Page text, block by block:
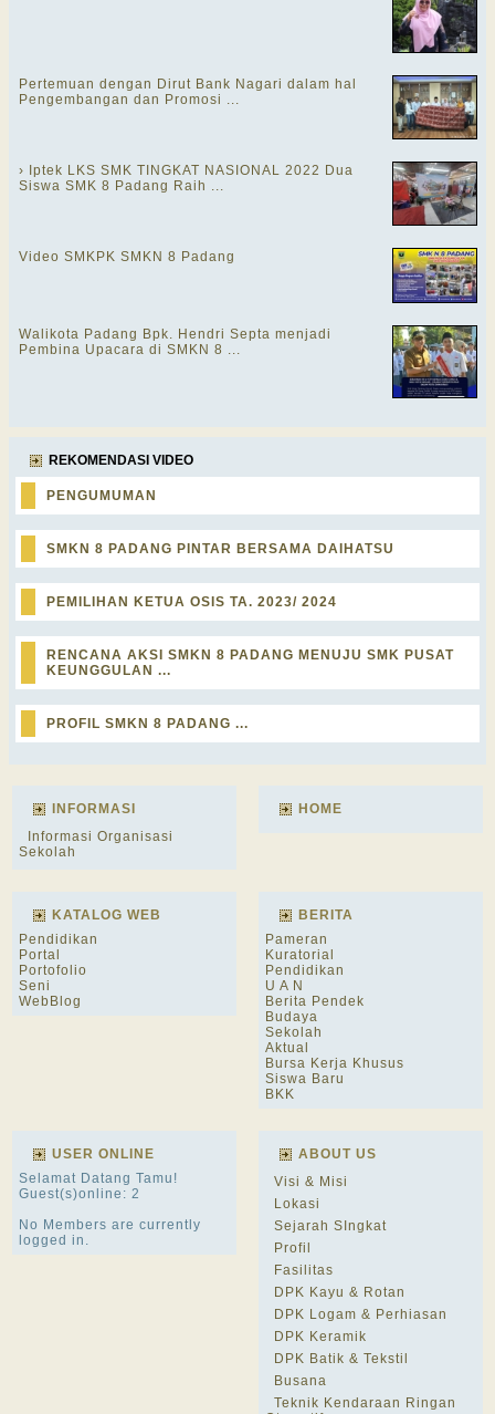
Pertemuan dengan Dirut Bank Nagari dalam hal
Pengembangan dan Promosi ...
› Iptek LKS SMK TINGKAT NASIONAL 2022 Dua
Siswa SMK 8 Padang Raih ...
Video SMKPK SMKN 8 Padang
Walikota Padang Bpk. Hendri Septa menjadi
Pembina Upacara di SMKN 8 ...
REKOMENDASI VIDEO
PENGUMUMAN
SMKN 8 PADANG PINTAR BERSAMA DAIHATSU
PEMILIHAN KETUA OSIS TA. 2023/ 2024
RENCANA AKSI SMKN 8 PADANG MENUJU SMK PUSAT
KEUNGGULAN ...
PROFIL SMKN 8 PADANG ...
INFORMASI
Informasi Organisasi
Sekolah
HOME
KATALOG WEB
Pendidikan
Portal
Portofolio
Seni
WebBlog
BERITA
Pameran
Kuratorial
Pendidikan
U A N
Berita Pendek
Budaya
Sekolah
Aktual
Bursa Kerja Khusus
Siswa Baru
BKK
USER ONLINE
Selamat Datang Tamu!
Guest(s)online: 2
No Members are currently
logged in.
ABOUT US
Visi & Misi
Lokasi
Sejarah SIngkat
Profil
Fasilitas
DPK Kayu & Rotan
DPK Logam & Perhiasan
DPK Keramik
DPK Batik & Tekstil
Busana
Teknik Kendaraan Ringan